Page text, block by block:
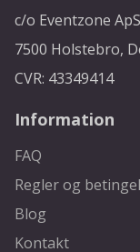
c/o Eventzone
7500 Holstebro,
CVR: 43349414
Information
FAQ
Regler og
Blog
Kontakt